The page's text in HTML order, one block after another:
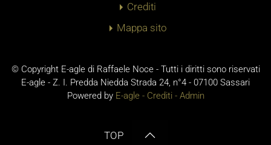
Crediti
Mappa sito
© Copyright E-agle di Raffaele Noce - Tutti i diritti sono riservati
E-agle - Z. I. Predda Niedda Strada 24, n°4 - 07100 Sassari
Powered by E-agle - Crediti- Admin
TOP